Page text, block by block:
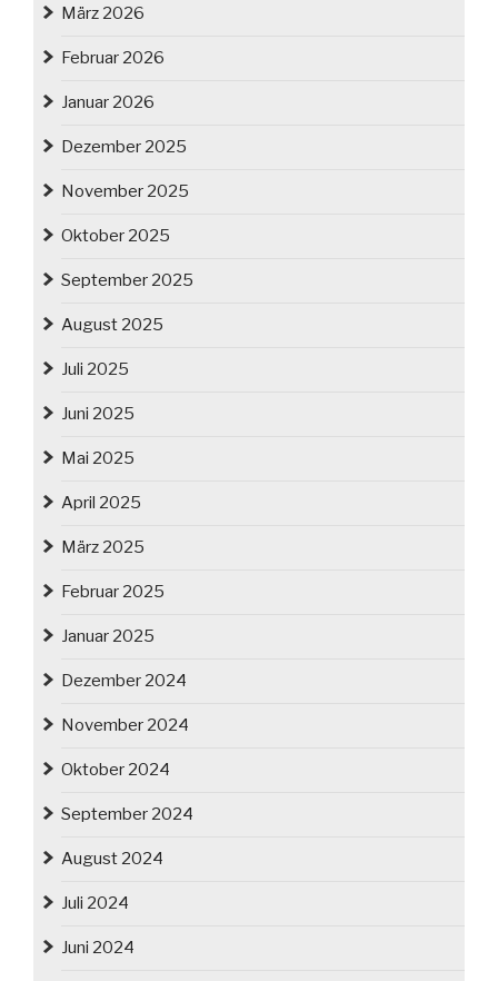
März 2026
Februar 2026
Januar 2026
Dezember 2025
November 2025
Oktober 2025
September 2025
August 2025
Juli 2025
Juni 2025
Mai 2025
April 2025
März 2025
Februar 2025
Januar 2025
Dezember 2024
November 2024
Oktober 2024
September 2024
August 2024
Juli 2024
Juni 2024